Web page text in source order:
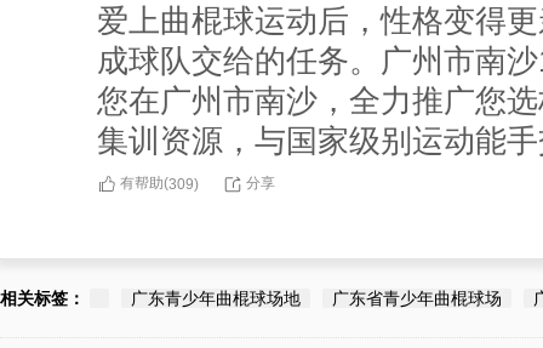
爱上曲棍球运动后，性格变得
成球队交给的任务。广州市南
您在广州市南沙，全力推广您
集训资源，与国家级别运动能
有帮助(309) 分享
相关标签： 广东青少年曲棍球场地 广东省青少年曲棍球场